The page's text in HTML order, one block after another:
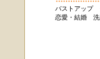
バストアップ
恋愛・結婚